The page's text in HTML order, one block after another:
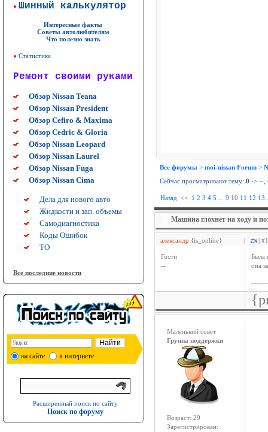
Шинный калькулятор
Интересные факты
Советы автолюбителям
Что полезно знать
Статистика
Ремонт своими руками
Обзор Nissan Teana
Обзор Nissan President
Обзор Cefiro & Maxima
Обзор Cedric & Gloria
Обзор Nissan Leopard
Обзор Nissan Laurel
Обзор Nissan Fuga
Обзор Nissan Cima
Дела для нового авто
Жидкости и зап. объемы
Самодиагностика
Коды Ошибок
ТО
Все последние новости
на сайте в интернете
Расширенный поиск по сайту
Поиск по форуму
Все форумы > moi-nissan Forum >
Сейчас просматривают тему: 0 -> --
Назад << 1 2 3 4 5 9 10 11 12 13
Машина глохнет на ходу и
александр {is_online} | |
Гости
--
Была
она
Маленький совет
Группа поддержки
Возраст: 29
Зарегистрирован: